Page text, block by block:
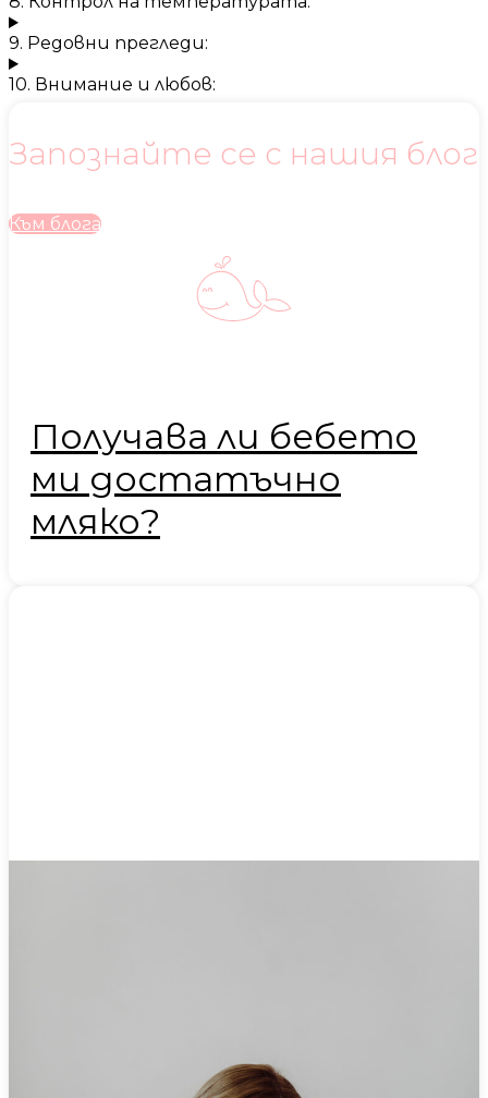
9. Редовни прегледи:
10. Внимание и любов:
Запознайте се с нашия блог
Към блога
Получава ли бебето
ми достатъчно
мляко?